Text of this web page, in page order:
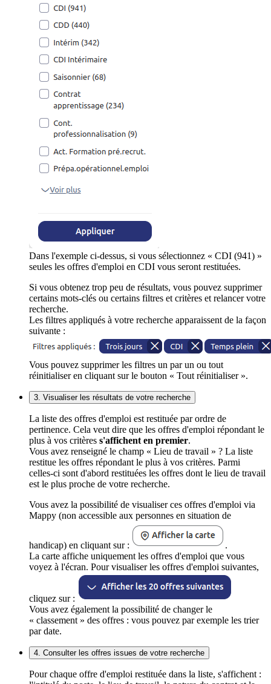
Dans l'exemple ci-dessus, si vous sélectionnez « CDI (941) »
seules les offres d'emploi en CDI vous seront restituées.
Si vous obtenez trop peu de résultats, vous pouvez supprimer
certains mots-clés ou certains filtres et critères et relancer votre
recherche.
Les filtres appliqués à votre recherche apparaissent de la façon
suivante :
Vous pouvez supprimer les filtres un par un ou tout
réinitialiser en cliquant sur le bouton « Tout réinitialiser ».
3. Visualiser les résultats de votre recherche
La liste des offres d'emploi est restituée par ordre de
pertinence. Cela veut dire que les offres d'emploi répondant le
plus à vos critères s'affichent en premier.
Vous avez renseigné le champ « Lieu de travail » ? La liste
restitue les offres répondant le plus à vos critères. Parmi
celles-ci sont d'abord restituées les offres dont le lieu de travail
est le plus proche de votre recherche.
Vous avez la possibilité de visualiser ces offres d'emploi via
Mappy (non accessible aux personnes en situation de
handicap) en cliquant sur :
.
La carte affiche uniquement les offres d'emploi que vous
voyez à l'écran. Pour visualiser les offres d'emploi suivantes,
cliquez sur :
Vous avez également la possibilité de changer le
« classement » des offres : vous pouvez par exemple les trier
par date.
4. Consulter les offres issues de votre recherche
Pour chaque offre d'emploi restituée dans la liste, s'affichent :